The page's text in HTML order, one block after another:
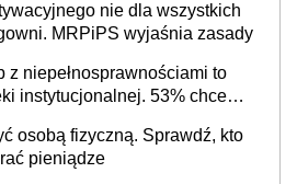
nie dla wszystkich
MRPiPS wyjaśnia zasady
z niepełnosprawnościami to
instytucjonalnej. 53% chce
osobą fizyczną. Sprawdź, kto
pieniądze